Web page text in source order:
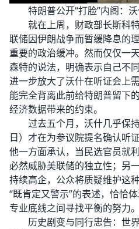
特朗普公开“打脸”内阁：沃
就在上周，财政部长斯科特
联储因伊朗战争而暂缓降息的
重要的政治缓冲。然而仅仅一
森特的说法，明确表示自己不
进一步放大了沃什在听证会上
能完全背离此前给特朗普留下
经济数据带来的约束。
过去五个月，沃什几乎保
日）才在为参议院提名确认听
他一方面承认，当民选官员就
必然威胁美联储的独立性；另
持续高企，公众将质疑维护这
“既肯定又警示”的表述，恰恰
专业底线之间寻找平衡的努力。
历史剧变与同行忠告：世界